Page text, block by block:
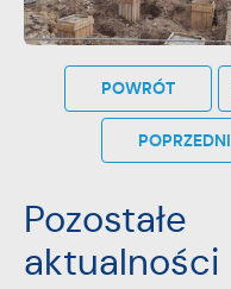
POWRÓT
POPRZEDNI
Pozostałe
aktualności